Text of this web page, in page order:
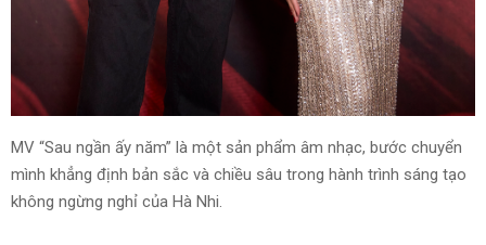
MV “Sau ngần ấy năm” là một sản phẩm âm nhạc, bước chuyển
mình khẳng định bản sắc và chiều sâu trong hành trình sáng tạo
không ngừng nghỉ của Hà Nhi.